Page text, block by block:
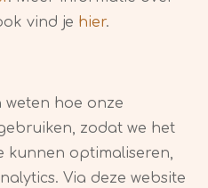
vind je hier.
weten hoe onze
zodat we het
kunnen optimaliseren,
Via deze website